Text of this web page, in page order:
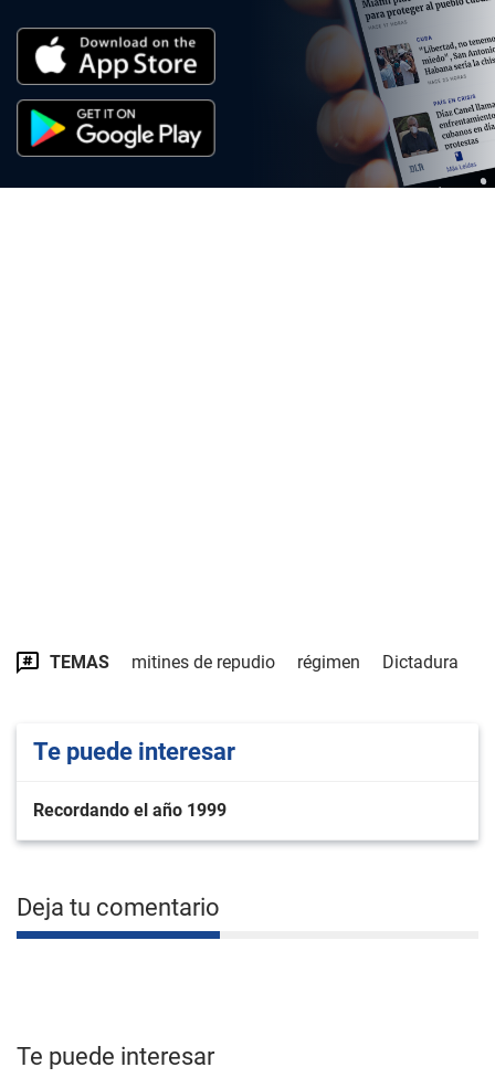
TEMAS mitines de repudio régimen Dictadura
Te puede interesar
Recordando el año 1999
Deja tu comentario
Te puede interesar